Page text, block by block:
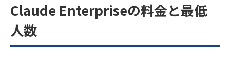
Claude Enterpriseの料金と最低
人数